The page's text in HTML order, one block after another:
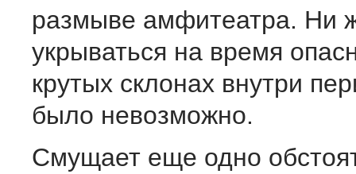
размы­ве амфитеатра. Ни
укрываться на время
крутых склонах внутри
было невозможно.
Смущает еще одно